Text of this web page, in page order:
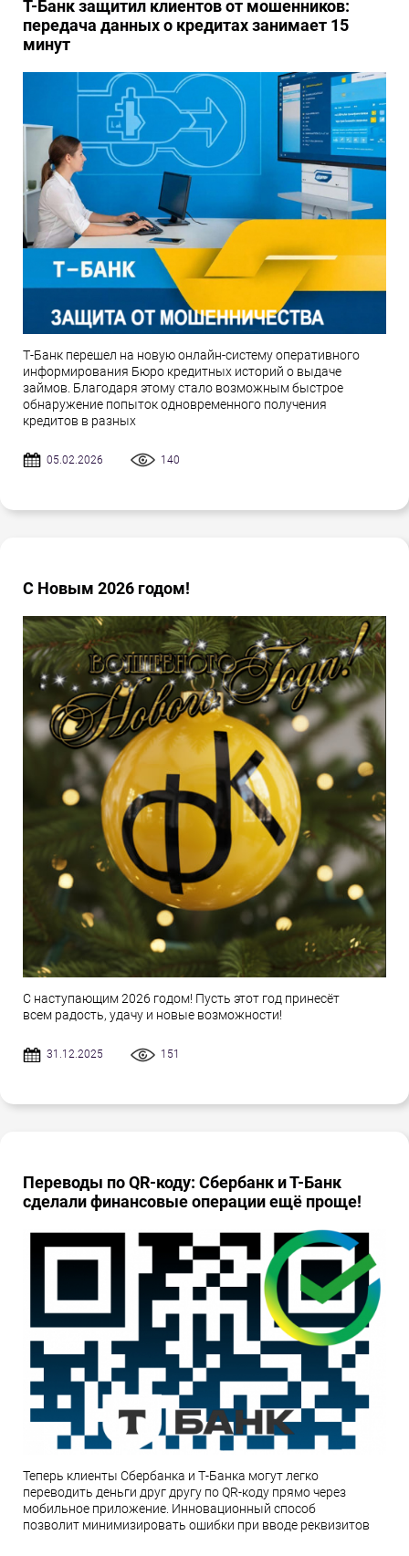
Т-Банк защитил клиентов от мошенников:
передача данных о кредитах занимает 15
минут
Т-Банк перешел на новую онлайн-систему оперативного
информирования Бюро кредитных историй о выдаче
займов. Благодаря этому стало возможным быстрое
обнаружение попыток одновременного получения
кредитов в разных
05.02.2026 140
С Новым 2026 годом!
С наступающим 2026 годом! Пусть этот год принесёт
всем радость, удачу и новые возможности!
31.12.2025 151
Переводы по QR-коду: Сбербанк и Т-Банк
сделали финансовые операции ещё проще!
Теперь клиенты Сбербанка и Т-Банка могут легко
переводить деньги друг другу по QR-коду прямо через
мобильное приложение. Инновационный способ
позволит минимизировать ошибки при вводе реквизитов